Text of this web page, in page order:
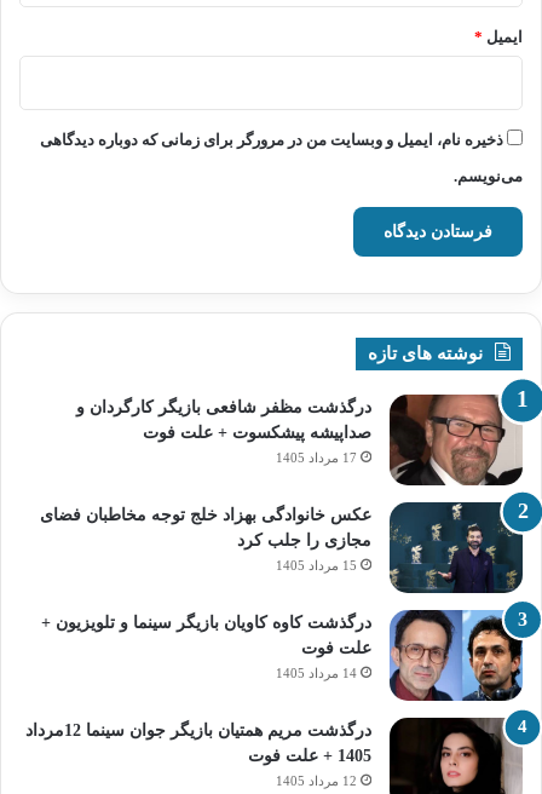
ایمیل *
ذخیره نام، ایمیل و وبسایت من در مرورگر برای زمانی که دوباره دیدگاهی
می‌نویسم.
نوشته های تازه
درگذشت مظفر شافعی بازیگر کارگردان و
صداپیشه پیشکسوت + علت فوت
17 مرداد 1405
عکس خانوادگی بهزاد خلج توجه مخاطبان فضای
مجازی را جلب کرد
15 مرداد 1405
درگذشت کاوه کاویان بازیگر سینما و تلویزیون +
علت فوت
14 مرداد 1405
درگذشت مریم همتیان بازیگر جوان سینما 12مرداد
1405 + علت فوت
12 مرداد 1405